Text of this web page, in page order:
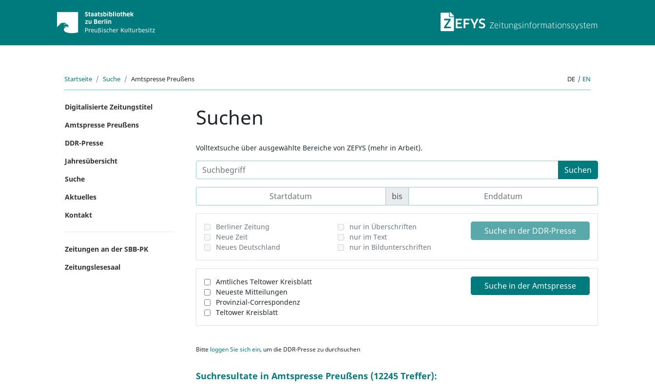
ZEFYS
Startseite Suche Amtspresse Preußens DE | EN
Digitalisierte Zeitungstitel
Amtspresse Preußens
DDR-Presse
Jahresübersicht
Suche
Aktuelles
Kontakt
Zeitungen an der SBB-PK
Zeitungslesesaal
Suchen
Volltextsuche über ausgewählte Bereiche von ZEFYS (mehr in Arbeit).
Suchen
bis
Berliner Zeitung
Neue Zeit
Neues Deutschland
nur in Überschriften
nur im Text
nur in Bildunterschriften
Suche in der DDR-Presse
Amtliches Teltower Kreisblatt
Neueste Mitteilungen
Provinzial-Correspondenz
Teltower Kreisblatt
Suche in der Amtspresse
Bitte loggen Sie sich ein, um die DDR-Presse zu durchsuchen
Suchresultate in Amtspresse Preußens (12245 Treffer):